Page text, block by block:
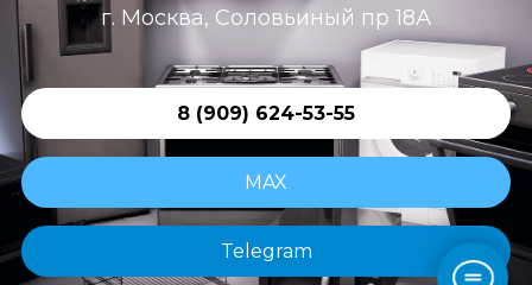
г. Москва, Соловьиный пр 18А
8 (909) 624-53-55
MAX
Telegram